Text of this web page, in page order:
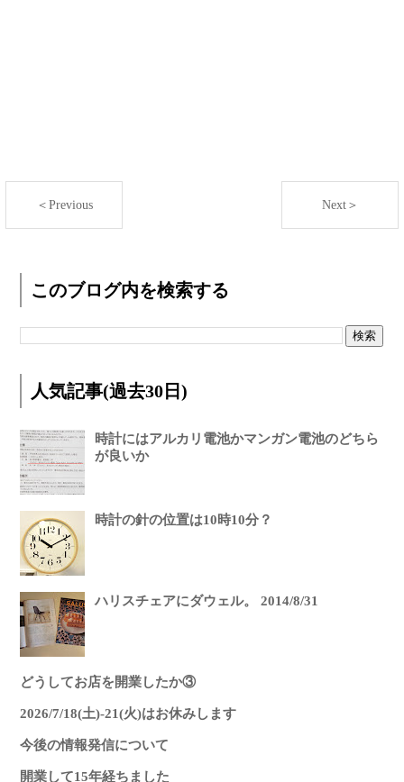
＜Previous Next＞
このブログ内を検索する
人気記事(過去30日)
時計にはアルカリ電池かマンガン電池のどちら
が良いか
時計の針の位置は10時10分？
ハリスチェアにダウェル。 2014/8/31
どうしてお店を開業したか③
2026/7/18(土)-21(火)はお休みします
今後の情報発信について
開業して15年経ちました